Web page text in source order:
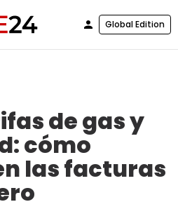
Global Edition
de gas y
cómo
las facturas